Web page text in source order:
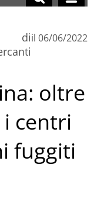
diil 06/06/2022
oltre
centri
fuggiti